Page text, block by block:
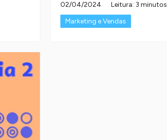
02/04/2024
Leitura: 3 minutos
Marketing e Vendas